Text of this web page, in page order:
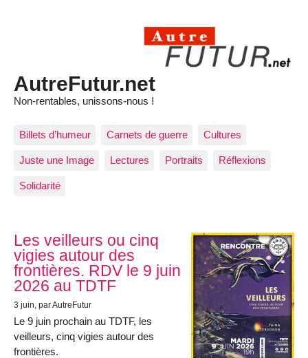
AutreFutur.net
Non-rentables, unissons-nous !
Billets d’humeur Carnets de guerre Cultures
Juste une Image Lectures Portraits Réflexions
Solidarité
Articles les plus récents
Les veilleurs ou cinq
vigies autour des
frontières. RDV le 9 juin
2026 au TDTF
3 juin, par AutreFutur
Le 9 juin prochain au TDTF, les
veilleurs, cinq vigies autour des
frontières.